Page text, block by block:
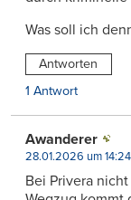
Was soll ich
Antworten
1 Antwort
Awanderer
28.01.2026 um 14:24
Bei Privera